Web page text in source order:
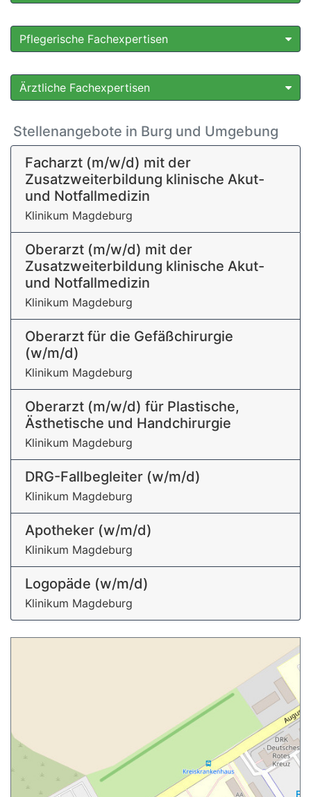
Pflegerische Fachexpertisen
Ärztliche Fachexpertisen
Stellenangebote in Burg und Umgebung
Facharzt (m/w/d) mit der
Zusatzweiterbildung klinische Akut-
und Notfallmedizin
Klinikum Magdeburg
Oberarzt (m/w/d) mit der
Zusatzweiterbildung klinische Akut-
und Notfallmedizin
Klinikum Magdeburg
Oberarzt für die Gefäßchirurgie
(w/m/d)
Klinikum Magdeburg
Oberarzt (m/w/d) für Plastische,
Ästhetische und Handchirurgie
Klinikum Magdeburg
DRG-Fallbegleiter (w/m/d)
Klinikum Magdeburg
Apotheker (w/m/d)
Klinikum Magdeburg
Logopäde (w/m/d)
Klinikum Magdeburg